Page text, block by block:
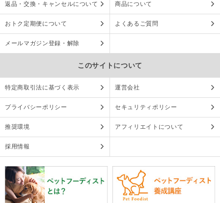
返品・交換・キャンセルについて 商品について
おトク定期便について よくあるご質問
メールマガジン登録・解除
このサイトについて
特定商取引法に基づく表示 運営会社
プライバシーポリシー セキュリティポリシー
推奨環境 アフィリエイトについて
採用情報